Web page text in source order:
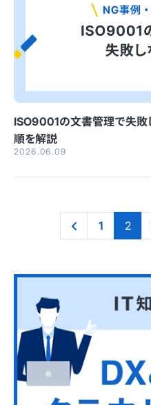
2026.06.09
ISO9001の文書管理で失
順を解説
1 2